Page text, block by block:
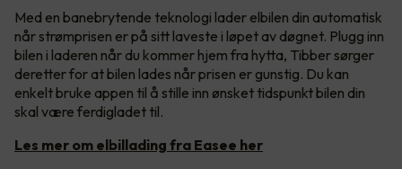
Med en banebrytende teknologi lader elbilen din automatisk
når strømprisen er på sitt laveste i løpet av døgnet. Plugg inn
bilen i laderen når du kommer hjem fra hytta, Tibber sørger
deretter for at bilen lades når prisen er gunstig. Du kan
enkelt bruke appen til å stille inn ønsket tidspunkt bilen din
skal være ferdigladet til.
Les mer om elbillading fra Easee her